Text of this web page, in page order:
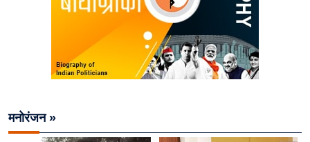
मनोरंजन »